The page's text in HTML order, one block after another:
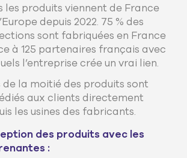
les produits viennent de France
depuis 2022. 75 % des
sont fabriquées en France
à 125 partenaires français avec
l’entreprise crée un vrai lien.
de la moitié des produits sont
aux clients directement
les usines des fabricants.
des produits avec les
: